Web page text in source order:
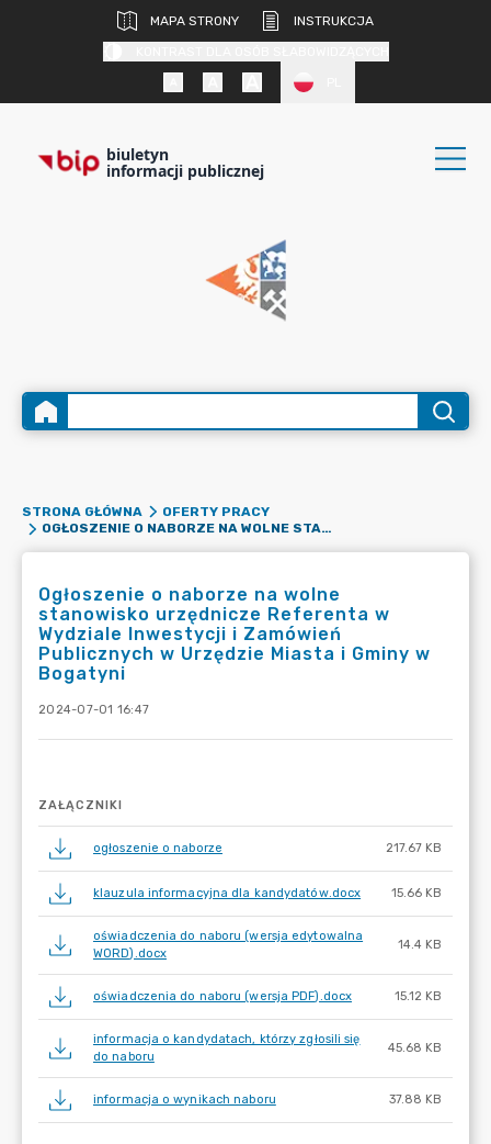
MAPA STRONY
INSTRUKCJA
biuletyn
informacji publicznej
STRONA GŁÓWNA
OFERTY PRACY
OGŁOSZENIE O NABORZE NA WOLNE STANOWISKO URZĘDNICZE REFERENTA W WYDZIALE INWESTYCJI I ZAMÓWIEŃ PUBLICZNYCH W URZĘDZIE MIASTA I GMINY W BOGATYNI
Ogłoszenie o naborze na wolne
stanowisko urzędnicze Referenta w
Wydziale Inwestycji i Zamówień
Publicznych w Urzędzie Miasta i Gminy w
Bogatyni
2024-07-01 16:47
ZAŁĄCZNIKI
ogłoszenie o naborze 217.67 KB
klauzula informacyjna dla kandydatów.docx 15.66 KB
oświadczenia do naboru (wersja edytowalna
WORD).docx
14.4 KB
oświadczenia do naboru (wersja PDF).docx 15.12 KB
informacja o kandydatach, którzy zgłosili się
do naboru
45.68 KB
informacja o wynikach naboru 37.88 KB